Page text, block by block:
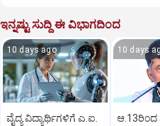
ಇನ್ನಷ್ಟು ಸುದ್ದಿ ಈ ವಿಭಾಗದಿಂದ
10 days ago
ವೈದ್ಯ ವಿದ್ಯಾರ್ಥಿಗಳಿಗೆ ಎ.ಐ.
10 days
ಆ.13ರಿಂದ